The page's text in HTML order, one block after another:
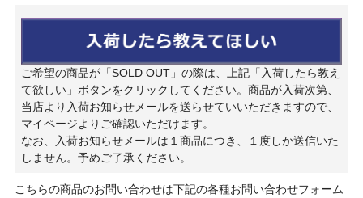
ご希望の商品が「SOLD OUT」の際は、上記「入荷したら教え
て欲しい」ボタンをクリックしてください。商品が入荷次第、
当店より入荷お知らせメールを送らせていいただきますので、
マイページよりご確認いただけます。
なお、入荷お知らせメールは１商品につき、１度しか送信いた
しません。予めご了承ください。
こちらの商品のお問い合わせは下記の各種お問い合わせフォーム